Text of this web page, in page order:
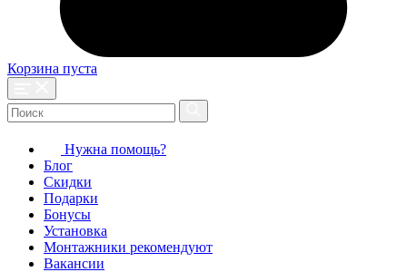
Корзина пуста
Нужна помощь?
Блог
Скидки
Подарки
Бонусы
Установка
Монтажники рекомендуют
Вакансии